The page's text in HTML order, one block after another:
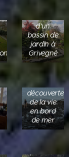
d'un
bassin de
jardin à
Grivegné
Prestation
nature à
découverte
de la vie
en bord
de mer
La même